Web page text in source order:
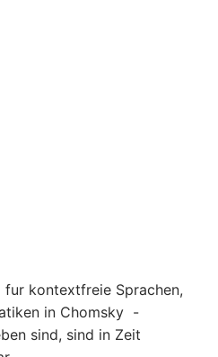
kontextfreie Sprachen,
in Chomsky -
sind, sind in Zeit